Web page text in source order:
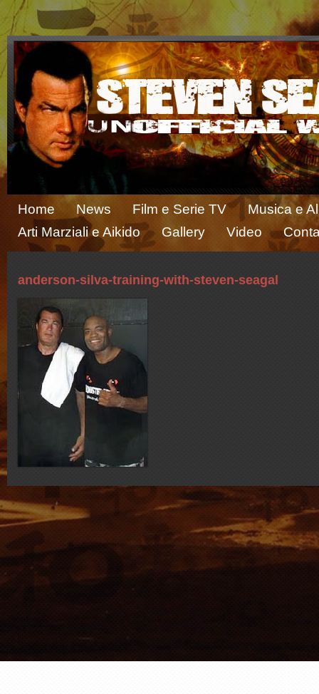
Home News Film e Serie TV
Musica e
Arti Marziali e Aikido
Gallery Video
anderson-silva-training-with-steven-seagal